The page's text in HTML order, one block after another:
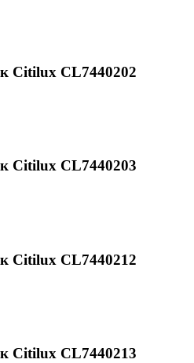
Citilux CL7440202
Citilux CL7440203
Citilux CL7440212
Citilux CL7440213